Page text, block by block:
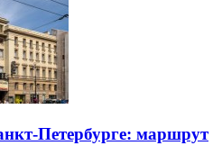
Петербурге: маршрут